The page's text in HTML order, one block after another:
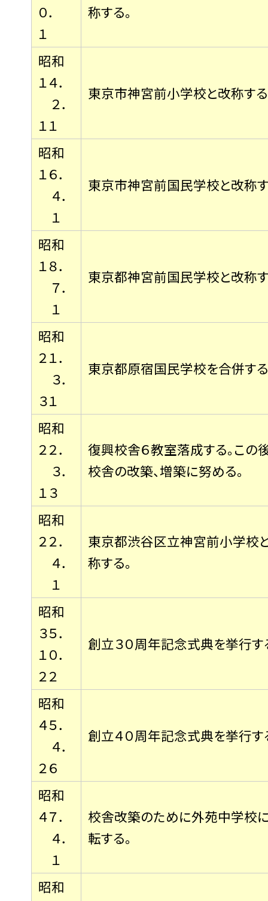
０．
１
称する。
昭和
１４．
２．
１１
東京市神宮前小学校と改称する
昭和
１６．
４．
１
東京市神宮前国民学校と改称す
昭和
１８．
７．
１
東京都神宮前国民学校と改称す
昭和
２１．
３．
３１
東京都原宿国民学校を合併する
昭和
２２．
３．
１３
復興校舎６教室落成する。この後
校舎の改築、増築に努める。
昭和
２２．
４．
１
東京都渋谷区立神宮前小学校
称する。
昭和
３５．
１０．
２２
創立３０周年記念式典を挙行す
昭和
４５．
４．
２６
創立４０周年記念式典を挙行す
昭和
４７．
４．
１
校舎改築のために外苑中学校
転する。
昭和